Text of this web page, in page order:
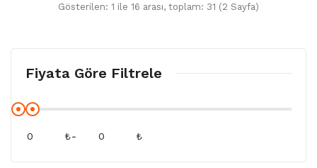
Fiyata Göre Filtrele
₺- ₺
Gösterilen: 1 ile 16 arası, toplam: 31 (2 Sayfa)